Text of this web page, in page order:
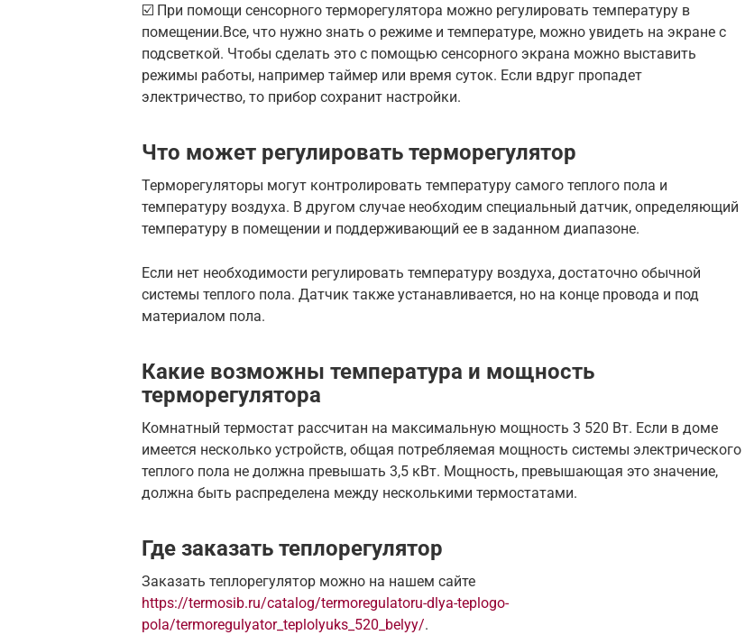
☑️ При помощи сенсорного терморегулятора можно регулировать температуру в
помещении.Все, что нужно знать о режиме и температуре, можно увидеть на экране с
подсветкой. Чтобы сделать это с помощью сенсорного экрана можно выставить
режимы работы, например таймер или время суток. Если вдруг пропадет
электричество, то прибор сохранит настройки.
Что может регулировать терморегулятор
Терморегуляторы могут контролировать температуру самого теплого пола и
температуру воздуха. В другом случае необходим специальный датчик, определяющий
температуру в помещении и поддерживающий ее в заданном диапазоне.
Если нет необходимости регулировать температуру воздуха, достаточно обычной
системы теплого пола. Датчик также устанавливается, но на конце провода и под
материалом пола.
Какие возможны температура и мощность
терморегулятора
Комнатный термостат рассчитан на максимальную мощность 3 520 Вт. Если в доме
имеется несколько устройств, общая потребляемая мощность системы электрического
теплого пола не должна превышать 3,5 кВт. Мощность, превышающая это значение,
должна быть распределена между несколькими термостатами.
Где заказать теплорегулятор
Заказать теплорегулятор можно на нашем сайте
https://termosib.ru/catalog/termoregulatoru-dlya-teplogo-
pola/termoregulyator_teplolyuks_520_belyy/.